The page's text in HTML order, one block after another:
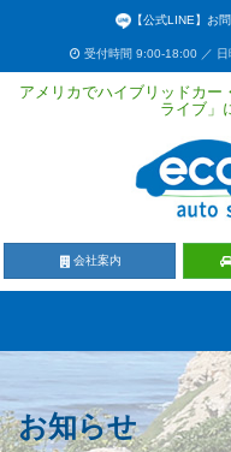
【公式LINE】お
受付時間 9:00-18:00 ／ 日
アメリカでハイブリッドカー
ライブ」
会社案内
お知らせ